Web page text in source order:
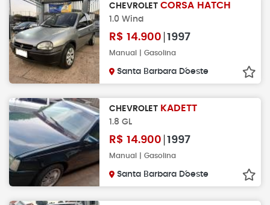
CHEVROLET CORSA HATCH
1.0 Wind
R$ 14.900 1997
Manual | Gasolina
Santa Barbara D´oeste
CHEVROLET KADETT
1.8 GL
R$ 14.900 1997
Manual | Gasolina
Santa Barbara D´oeste